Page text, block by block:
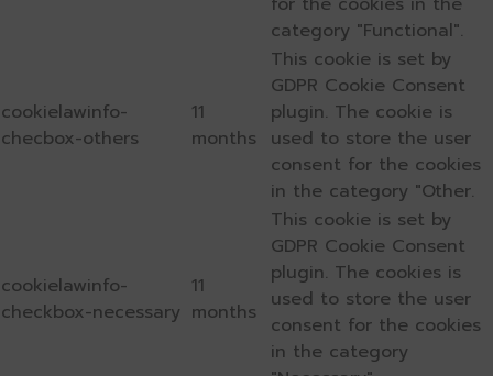
category "Functional".
cookielawinfo-
checbox-others
11
months
This cookie is set by
GDPR Cookie Consent
plugin. The cookie is
used to store the user
consent for the cookies
in the category "Other.
cookielawinfo-
checkbox-necessary
11
months
This cookie is set by
GDPR Cookie Consent
plugin. The cookies is
used to store the user
consent for the cookies
in the category